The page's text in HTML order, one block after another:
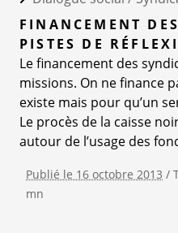
FINANCEMENT
PISTES DE
Le financement des
missions. On ne finance
existe mais pour qu’un
Le procès de la caisse
autour de l’usage des
Publié le 16 octobre 2013 /
mn